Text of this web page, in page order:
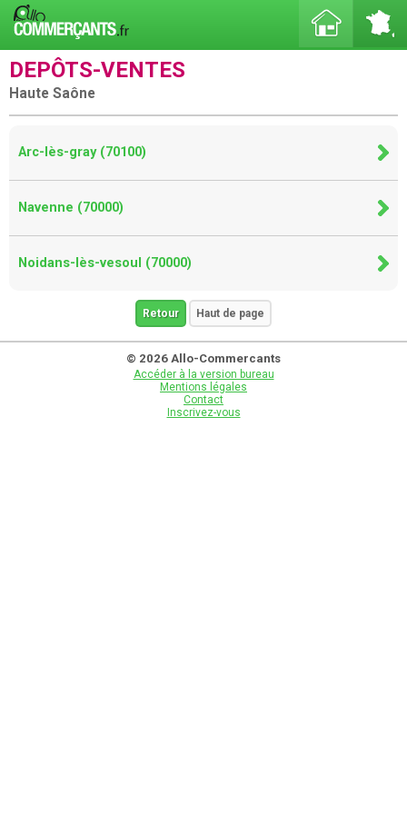
DEPÔTS-VENTES
Haute Saône
Arc-lès-gray (70100)
Navenne (70000)
Noidans-lès-vesoul (70000)
Retour Haut de page
© 2026 Allo-Commercants
Accéder à la version bureau
Mentions légales
Contact
Inscrivez-vous